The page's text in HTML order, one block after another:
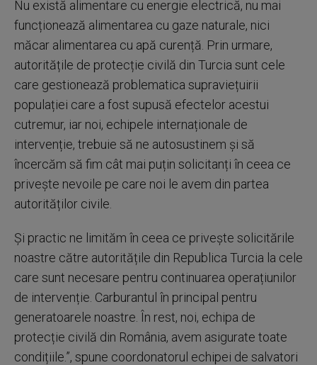
Nu există alimentare cu energie electrică, nu mai
funcționează alimentarea cu gaze naturale, nici
măcar alimentarea cu apă curență. Prin urmare,
autoritățile de protecție civilă din Turcia sunt cele
care gestionează problematica supraviețuirii
populației care a fost supusă efectelor acestui
cutremur, iar noi, echipele internaționale de
intervenție, trebuie să ne autosustinem și să
încercăm să fim cât mai puțin solicitanți în ceea ce
privește nevoile pe care noi le avem din partea
autorităților civile.
Și practic ne limităm în ceea ce privește solicitările
noastre către autoritățile din Republica Turcia la cele
care sunt necesare pentru continuarea operațiunilor
de intervenție. Carburantul în principal pentru
generatoarele noastre. În rest, noi, echipa de
protecție civilă din România, avem asigurate toate
condițiile.”, spune coordonatorul echipei de salvatori